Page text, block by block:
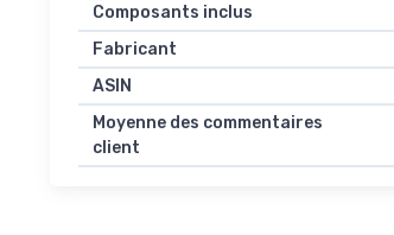
Composants inclus
Fabricant
ASIN
Moyenne des commentaires
client